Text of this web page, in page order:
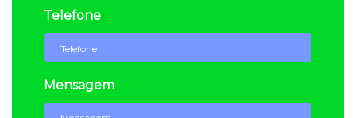
Telefone
Mensagem